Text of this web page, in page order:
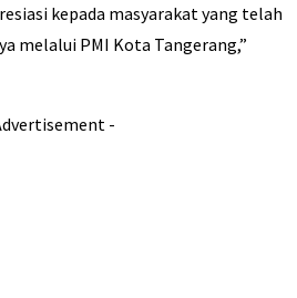
kepada masyarakat yang telah
melalui PMI Kota Tangerang,”
-